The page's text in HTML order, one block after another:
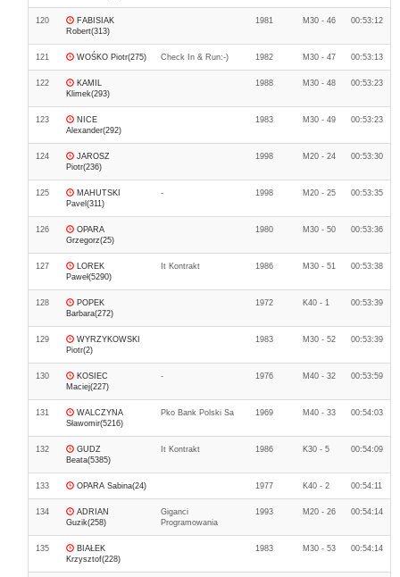
120
FABISIAK
Robert(313)
1981 M30 - 46 00:53:12
121 WOŚKO Piotr(275) Check In & Run:-) 1982 M30 - 47 00:53:13
122
KAMIL
Klimek(293)
1988 M30 - 48 00:53:23
123
NICE
Alexander(292)
1983 M30 - 49 00:53:23
124
JAROSZ
Piotr(236)
1998 M20 - 24 00:53:30
125
MAHUTSKI
Pavel(311)
- 1998 M20 - 25 00:53:35
126
OPARA
Grzegorz(25)
1980 M30 - 50 00:53:36
127
LOREK
Paweł(5290)
It Kontrakt 1986 M30 - 51 00:53:38
128
POPEK
Barbara(272)
1972 K40 - 1 00:53:39
129
WYRZYKOWSKI
Piotr(2)
1983 M30 - 52 00:53:39
130
KOSIEC
Maciej(227)
- 1976 M40 - 32 00:53:59
131
WALCZYNA
Sławomir(5216)
Pko Bank Polski Sa 1969 M40 - 33 00:54:03
132
GUDZ
Beata(5385)
It Kontrakt 1986 K30 - 5 00:54:09
133 OPARA Sabina(24) 1977 K40 - 2 00:54:11
134
ADRIAN
Guzik(258)
Giganci
Programowania
1993 M20 - 26 00:54:14
135
BIAŁEK
Krzysztof(228)
1983 M30 - 53 00:54:14